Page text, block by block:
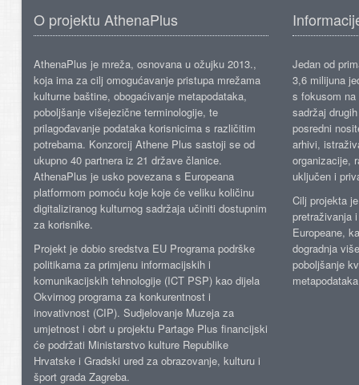
O projektu AthenaPlus
AthenaPlus je mreža, osnovana u ožujku 2013.,
koja ima za cilj omogućavanje pristupa mrežama
kulturne baštine, obogaćivanje metapodataka,
poboljšanje višejezične terminologije, te
prilagođavanje podataka korisnicima s različitim
potrebama. Konzorcij Athene Plus sastoji se od
ukupno 40 partnera iz 21 države članice.
AthenaPlus je usko povezana s Europeana
platformom pomoću koje koje će veliku količinu
digitaliziranog kulturnog sadržaja učiniti dostupnim
za korisnike.
Projekt je dobio sredstva EU Programa podrške
politikama za primjenu informacijskih i
komunikacijskih tehnologije (ICT PSP) kao dijela
Okvirnog programa za konkurentnost i
inovativnost (CIP). Sudjelovanje Muzeja za
umjetnost i obrt u projektu Partage Plus financijski
će podržati Ministarstvo kulture Republike
Hrvatske i Gradski ured za obrazovanje, kulturu i
šport grada Zagreba.
Jedan od
3,6 milijuna
s fokusom
sadržaj
posredni
arhivi,
organizacije,
uključen i
Cilj projekta
pretraživanja
Europeane,
dogradnja
poboljšanje